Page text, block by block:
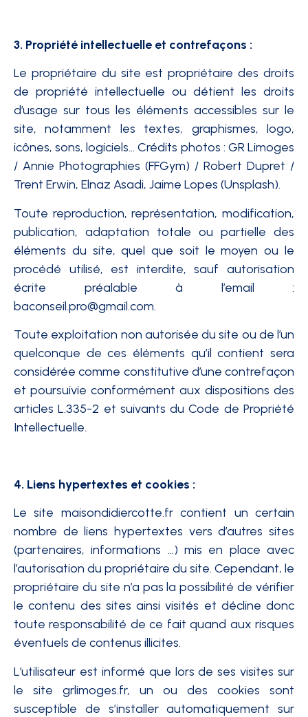
3. Propriété intellectuelle et contrefaçons :
Le propriétaire du site est propriétaire des droits
de propriété intellectuelle ou détient les droits
d’usage sur tous les éléments accessibles sur le
site, notamment les textes, graphismes, logo,
icônes, sons, logiciels… Crédits photos : GR Limoges
/ Annie Photographies (FFGym) / Robert Dupret /
Trent Erwin, Elnaz Asadi, Jaime Lopes (Unsplash).
Toute reproduction, représentation, modification,
publication, adaptation totale ou partielle des
éléments du site, quel que soit le moyen ou le
procédé utilisé, est interdite, sauf autorisation
écrite préalable à l’email :
baconseil.pro@gmail.com.
Toute exploitation non autorisée du site ou de l’un
quelconque de ces éléments qu’il contient sera
considérée comme constitutive d’une contrefaçon
et poursuivie conformément aux dispositions des
articles L.335-2 et suivants du Code de Propriété
Intellectuelle.
4. Liens hypertextes et cookies :
Le site maisondidiercotte.fr contient un certain
nombre de liens hypertextes vers d’autres sites
(partenaires, informations …) mis en place avec
l’autorisation du propriétaire du site. Cependant, le
propriétaire du site n’a pas la possibilité de vérifier
le contenu des sites ainsi visités et décline donc
toute responsabilité de ce fait quand aux risques
éventuels de contenus illicites.
L’utilisateur est informé que lors de ses visites sur
le site grlimoges.fr, un ou des cookies sont
susceptible de s’installer automatiquement sur